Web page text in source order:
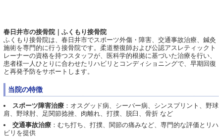
春日井市の接骨院｜ふくもり接骨院
ふくもり接骨院は、春日井市でスポーツ外傷・障害、交通事故治療、鍼灸
施術を専門的に行う接骨院です。柔道整復師および公認アスレティックト
レーナーの資格を持つスタッフが、医科学的根拠に基づいた治療を行い、
患者様一人ひとりに合わせたリハビリとコンディショニングで、早期回復
と再発予防をサポートします。
当院の特徴
スポーツ障害治療 ：オスグッド病、シーバー病、シンスプリント、野球
肩、野球肘、足関節捻挫、肉離れ、打撲、脱臼、骨折 など
交通事故治療 ：むち打ち、打撲、関節の痛みなど、専門的な評価とリハ
ビリを提供